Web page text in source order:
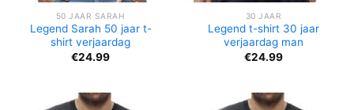
50 JAAR SARAH
Legend Sarah 50 jaar t-
shirt verjaardag
€24.99
30 JAAR
Legend t-shirt 30 jaar
verjaardag man
€24.99